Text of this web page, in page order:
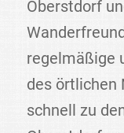
Oberstdorf
regelmäßige
des örtlichen
schnell zu